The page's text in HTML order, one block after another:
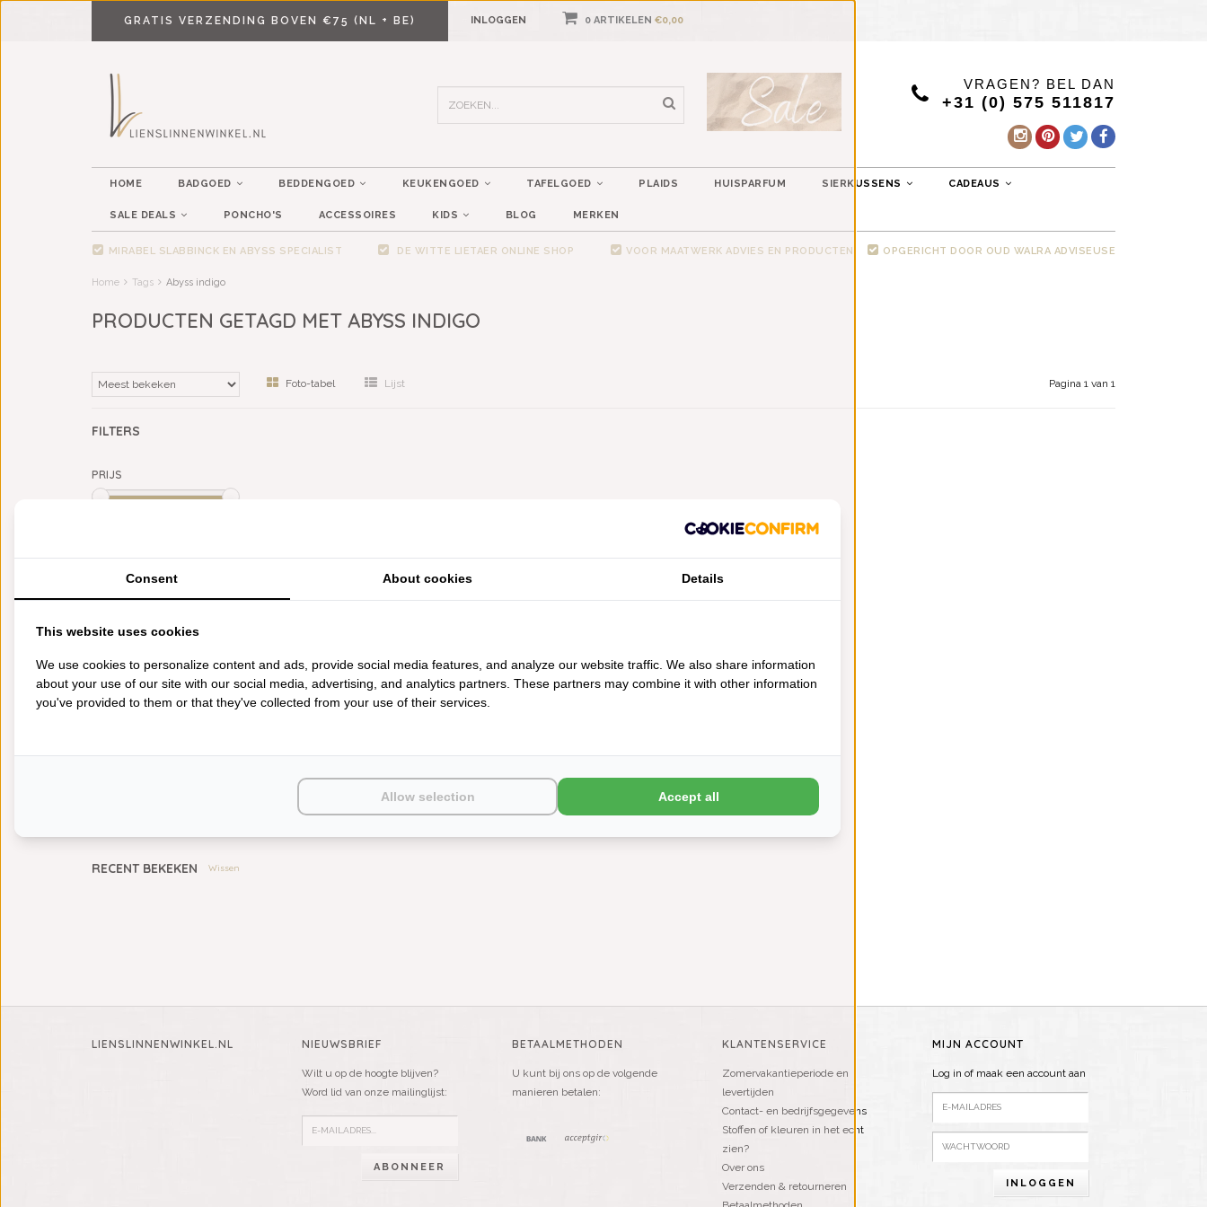
GRATIS VERZENDING BOVEN €75 (NL + BE) INLOGGEN 0 ARTIKELEN €0,00
VRAGEN? BEL DAN
+31 (0) 575 511817
HOME BADGOED BEDDENGOED KEUKENGOED TAFELGOED PLAIDS HUISPARFUM SIERKUSSENS CADEAUS
SALE DEALS PONCHO'S ACCESSOIRES KIDS BLOG MERKEN
MIRABEL SLABBINCK EN ABYSS SPECIALIST DE WITTE LIETAER ONLINE SHOP VOOR MAATWERK ADVIES EN PRODUCTEN OPGERICHT DOOR OUD WALRA ADVISEUSE
Home Tags Abyss indigo
PRODUCTEN GETAGD MET ABYSS INDIGO
Foto-tabel Lijst Pagina 1 van 1
FILTERS
PRIJS
BADGOED
KEUKENGOED
PLAIDS
HUISPARFUM
SIERKUSSENS
RECENT BEKEKEN Wissen
LIENSLINNENWINKEL.NL NIEUWSBRIEF
Wilt u op de hoogte blijven?
Word lid van onze mailinglijst:
ABONNEER
BETAALMETHODEN
U kunt bij ons op de volgende
manieren betalen:
KLANTENSERVICE
Zomervakantieperiode en
levertijden
Contact- en bedrijfsgegevens
Stoffen of kleuren in het echt
zien?
Over ons
Verzenden & retourneren
MIJN ACCOUNT
Log in of maak een account aan
INLOGGEN
Consent About cookies Details
This website uses cookies
We use cookies to personalize content and ads, provide social media features, and analyze our website traffic. We also share information
about your use of our site with our social media, advertising, and analytics partners. These partners may combine it with other information
you've provided to them or that they've collected from your use of their services.
Allow selection Accept all